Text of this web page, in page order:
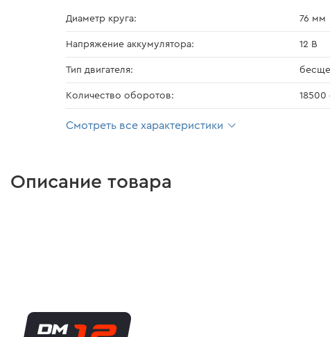
Диаметр круга: 76 мм
Напряжение аккумулятора: 12 В
Тип двигателя:
Количество оборотов:
Смотреть все характеристики
Описание товара